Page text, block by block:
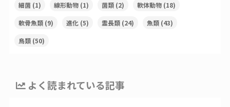
細菌(1) 線形動物(1) 菌類(2) 軟体動物(18)
軟骨魚類(9) 進化(5) 霊長類(24) 魚類(43)
鳥類(50)
よく読まれている記事